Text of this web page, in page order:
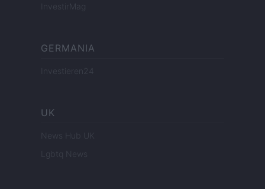
InvestirMag
GERMANIA
Investieren24
UK
News Hub UK
Lgbtq News